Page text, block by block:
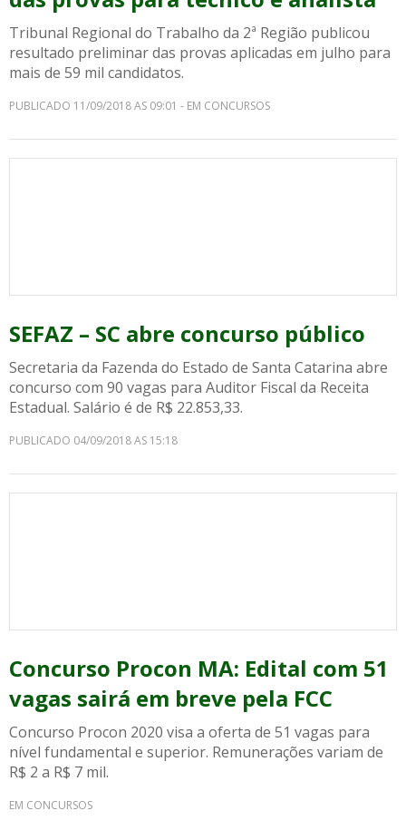
Tribunal Regional do Trabalho da 2ª Região publicou
resultado preliminar das provas aplicadas em julho para
mais de 59 mil candidatos.
PUBLICADO 11/09/2018 AS 09:01 - EM CONCURSOS
SEFAZ – SC abre concurso público
Secretaria da Fazenda do Estado de Santa Catarina abre
concurso com 90 vagas para Auditor Fiscal da Receita
Estadual. Salário é de R$ 22.853,33.
PUBLICADO 04/09/2018 AS 15:18
Concurso Procon MA: Edital com 51
vagas sairá em breve pela FCC
Concurso Procon 2020 visa a oferta de 51 vagas para
nível fundamental e superior. Remunerações variam de
R$ 2 a R$ 7 mil.
EM CONCURSOS